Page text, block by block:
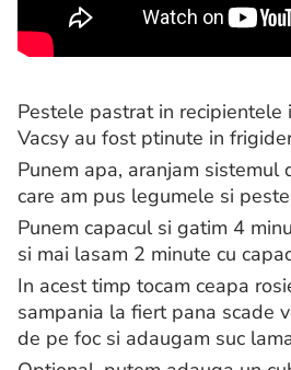
Pestele pastrat in recipientele
Vacsy au fost ptinute in
Punem apa, aranjam sistemul
care am pus legumele si
Punem capacul si gatim 4
si mai lasam 2 minute cu
In acest timp tocam ceapa
sampania la fiert pana scade
de pe foc si adaugam suc